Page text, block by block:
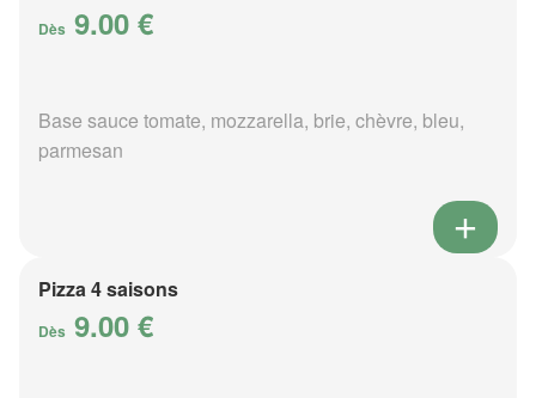
Dès 9.00 €
Base sauce tomate, mozzarella, brie, chèvre, bleu,
parmesan
Pizza 4 saisons
Dès 9.00 €